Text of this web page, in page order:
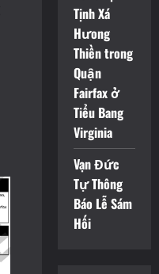
Tịnh Xá
Hưong
Thiền trong
Quận
Fairfax ở
Tiểu Bang
Virginia
Vạn Đức
Tự Thông
Báo Lễ Sám
Hối